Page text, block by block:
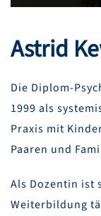
Astrid
Die Diplom-
1999 als
Praxis mit
Paaren und
Als Dozentin ist
Weiterbildung